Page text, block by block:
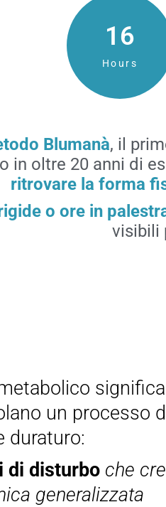
16
Hours
Blumanà, il
in oltre 20 anni di
ritrovare la forma
o ore in
visibili
un processo
duraturo:
di disturbo che
generalizzata